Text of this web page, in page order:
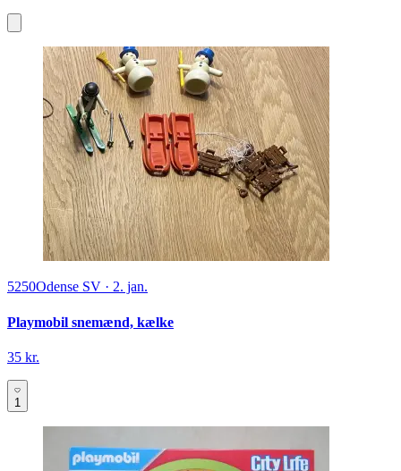
5250Odense SV · 2. jan.
Playmobil snemænd, kælke
35 kr.
1